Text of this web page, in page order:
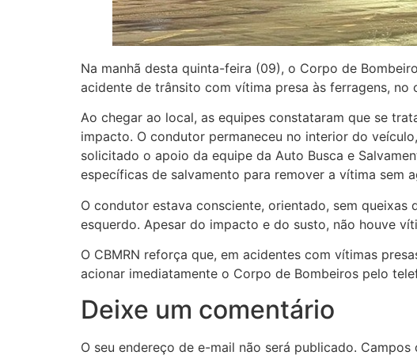
Na manhã desta quinta-feira (09), o Corpo de
acidente de trânsito com vítima presa às ferragens, no
Ao chegar ao local, as equipes constataram que se
impacto. O condutor permaneceu no interior do
solicitado o apoio da equipe da Auto Busca e
específicas de salvamento para remover a vítima sem
O condutor estava consciente, orientado, sem
esquerdo. Apesar do impacto e do susto, não houve
O CBMRN reforça que, em acidentes com vítimas
acionar imediatamente o Corpo de Bombeiros pelo
Deixe um comentário
O seu endereço de e-mail não será publicado. Campos